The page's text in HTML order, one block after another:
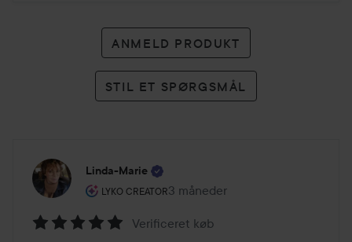
ANMELD PRODUKT
STIL ET SPØRGSMÅL
Linda-Marie
LYKO CREATOR
Brugerens rolle: Lyko Creator.
3 måneder
Posten blev oprettet 3 måneder
Verificeret køb